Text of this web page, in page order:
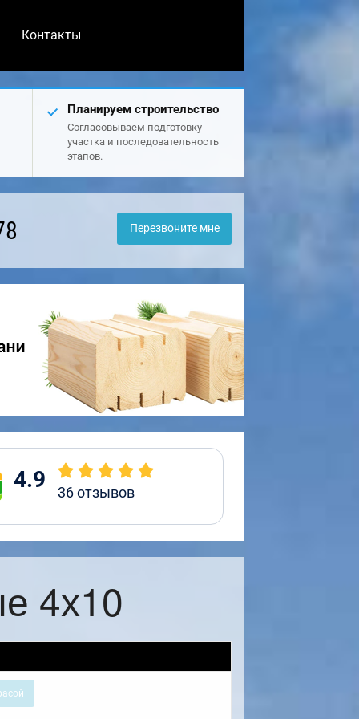
Контакты
Планируем строительство
Согласовываем подготовку
участка и последовательность
этапов.
Перезвоните мне
4.9 36отзывов
4х10